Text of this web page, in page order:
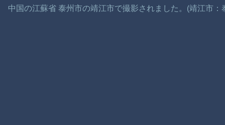
中国の江蘇省 泰州市の靖江市で撮影されました。(靖江市：